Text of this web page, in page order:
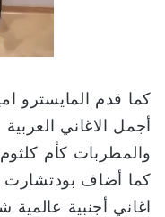
كما قدم المايسترو
أجمل الاغاني
والمطربات كأم
كما أضاف بودتشارت
اغاني أجنبية عالمية